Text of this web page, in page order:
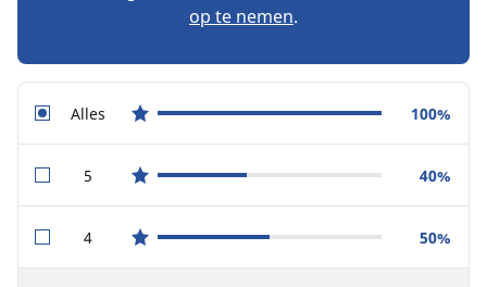
op te nemen.
Allesstar reviews 100%
5star reviews 40%
4star reviews 50%